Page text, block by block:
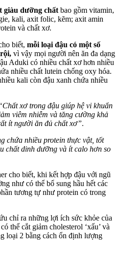
giàu dưỡng chấtbao gồm vitamin,
kali, axit folic, kẽm; axit amin
và chất xơ.
biết, mỗi loại đậu có một số
vì vậy mọi người nên ăn đa dạng
Aduki có nhiều chất xơ hơn nhiều
nhiều chất lutein chống oxy hóa.
kali còn đậu xanh chứa nhiều
xơ trong đậu giúp hệ vi khuẩn
viêm nhiễm và tăng cường khả
ít người ăn đủ chất xơ”.
chứa nhiều protein thực vật, tốt
chất dinh dưỡng và ít calo hơn so
cho biết, khi kết hợp đậu với ngũ
như có thể bổ sung hầu hết các
tương tự như protein có trong
chỉ ra những lợi ích sức khỏe của
thể cắt giảm cholesterol ‘xấu’ và
loại 2 bằng cách ổn định lượng